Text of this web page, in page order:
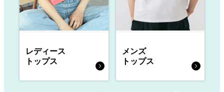
レディース
トップス
メンズ
トップス